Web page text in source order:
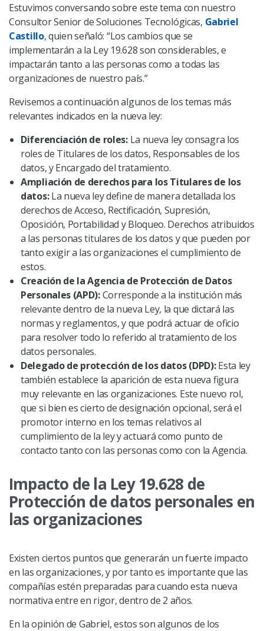
Estuvimos conversando sobre este tema con nuestro
Consultor Senior de Soluciones Tecnológicas, Gabriel
Castillo, quien señaló: “Los cambios que se
implementarán a la Ley 19.628 son considerables, e
impactarán tanto a las personas como a todas las
organizaciones de nuestro país.”
Revisemos a continuación algunos de los temas más
relevantes indicados en la nueva ley:
Diferenciación de roles:La nueva ley consagra los
roles de Titulares de los datos, Responsables de los
datos, y Encargado del tratamiento.
Ampliación de derechos para los Titulares de los
datos:La nueva ley define de manera detallada los
derechos de Acceso, Rectificación, Supresión,
Oposición, Portabilidad y Bloqueo. Derechos atribuidos
a las personas titulares de los datos y que pueden por
tanto exigir a las organizaciones el cumplimiento de
estos.
Creación de la Agencia de Protección de Datos
Personales (APD):Corresponde a la institución más
relevante dentro de la nueva Ley, la que dictará las
normas y reglamentos, y que podrá actuar de oficio
para resolver todo lo referido al tratamiento de los
datos personales.
Delegado de protección de los datos (DPD):Esta ley
también establece la aparición de esta nueva figura
muy relevante en las organizaciones. Este nuevo rol,
que si bien es cierto de designación opcional, será el
promotor interno en los temas relativos al
cumplimiento de la ley y actuará como punto de
contacto tanto con las personas como con la Agencia.
Impacto de la Ley 19.628 de
Protección de datos personales en
las organizaciones
Existen ciertos puntos que generarán un fuerte impacto
en las organizaciones, y por tanto es importante que las
compañías estén preparadas para cuando esta nueva
normativa entre en rigor, dentro de 2 años.
En la opinión de Gabriel, estos son algunos de los